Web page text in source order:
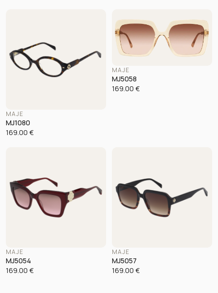
MAJE
MJ1080
169.00 €
MAJE
MJ5058
169.00 €
MAJE
MJ5054
169.00 €
MAJE
MJ5057
169.00 €